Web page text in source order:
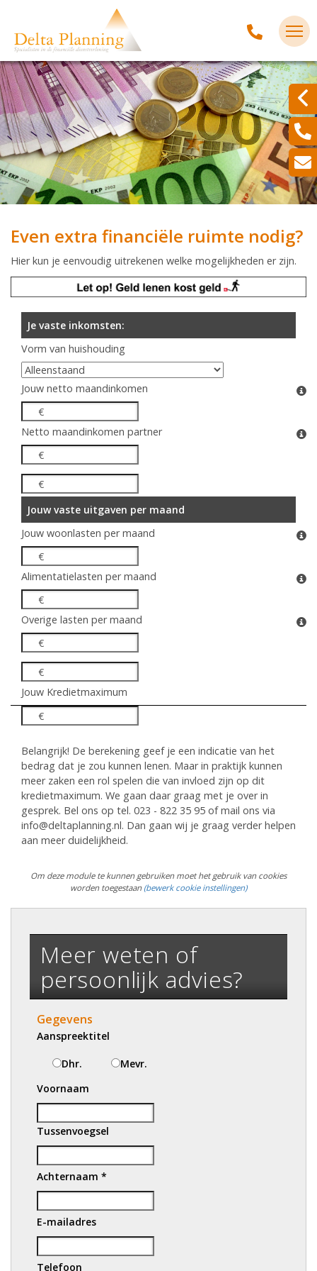
Even extra financiële ruimte nodig?
Hier kun je eenvoudig uitrekenen welke mogelijkheden er zijn.
Je vaste inkomsten:
Vorm van huishouding
Jouw netto maandinkomen
€
Netto maandinkomen partner
€
€
Jouw vaste uitgaven per maand
Jouw woonlasten per maand
€
Alimentatielasten per maand
€
Overige lasten per maand
€
€
Jouw Kredietmaximum
€
Belangrijk! De berekening geef je een indicatie van het
bedrag dat je zou kunnen lenen. Maar in praktijk kunnen
meer zaken een rol spelen die van invloed zijn op dit
kredietmaximum. We gaan daar graag met je over in
gesprek. Bel ons op tel. 023 - 822 35 95 of mail ons via
info@deltaplanning.nl. Dan gaan wij je graag verder helpen
aan meer duidelijkheid.
Om deze module te kunnen gebruiken moet het gebruik van cookies
worden toegestaan (bewerk cookie instellingen)
Meer weten of
persoonlijk advies?
Gegevens
Aanspreektitel
Dhr.
Mevr.
Voornaam
Tussenvoegsel
Achternaam *
E-mailadres
Telefoon